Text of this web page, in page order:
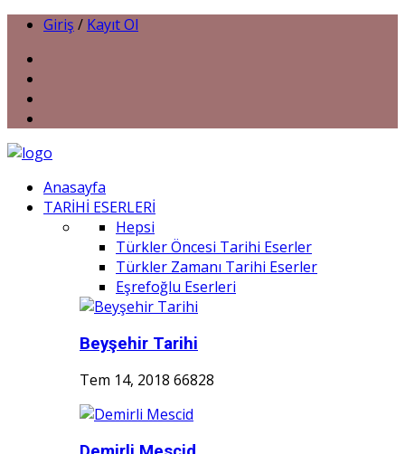
Giriş / Kayıt Ol
Anasayfa
TARİHİ ESERLERİ
Hepsi
Türkler Öncesi Tarihi Eserler
Türkler Zamanı Tarihi Eserler
Eşrefoğlu Eserleri
Beyşehir Tarihi
Tem 14, 2018 66828